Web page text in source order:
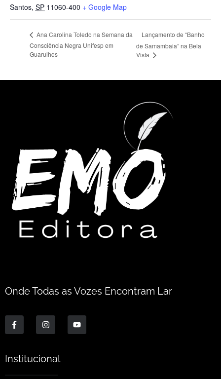
Santos, SP 11060-400 + Google Map
Ana Carolina Toledo na Semana da
Consciência Negra Unifesp em
Guarulhos
Lançamento de “Banho
de Samambaia” na Bela
Vista
Onde Todas as Vozes Encontram Lar
Institucional